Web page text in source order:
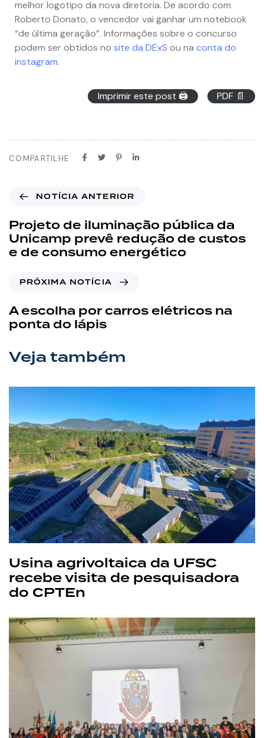
melhor logotipo da nova diretoria. De acordo com
Roberto Donato, o vencedor vai ganhar um notebook
“de última geração”. Informações sobre o concurso
podem ser obtidos no site da DExS ou na conta do
instagram.
Imprimir este post 🖨 PDF 📄
COMPARTILHE
NOTÍCIA ANTERIOR
Projeto de iluminação pública da
Unicamp prevê redução de custos
e de consumo energético
PRÓXIMA NOTÍCIA
A escolha por carros elétricos na
ponta do lápis
Veja também
Usina agrivoltaica da UFSC
recebe visita de pesquisadora
do CPTEn